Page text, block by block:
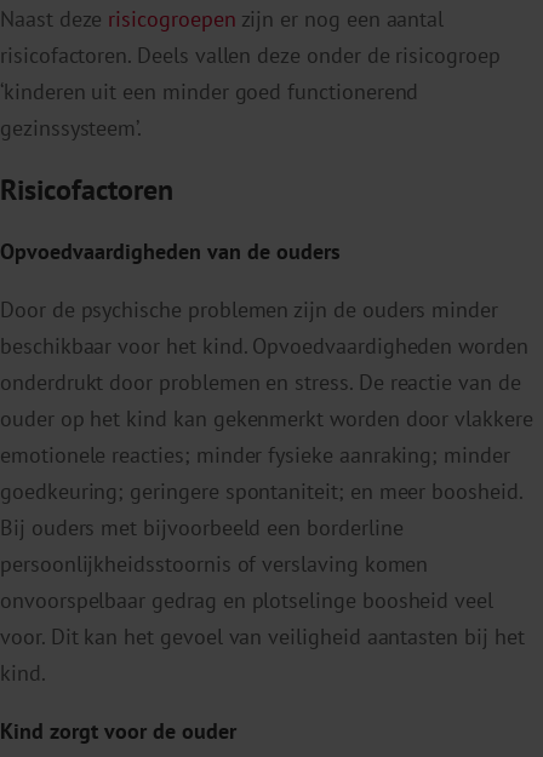
Naast deze risicogroepen zijn er nog een aantal
risicofactoren. Deels vallen deze onder de risicogroep
‘kinderen uit een minder goed functionerend
gezinssysteem’.
Risicofactoren
Opvoedvaardigheden van de ouders
Door de psychische problemen zijn de ouders minder
beschikbaar voor het kind. Opvoedvaardigheden worden
onderdrukt door problemen en stress. De reactie van de
ouder op het kind kan gekenmerkt worden door vlakkere
emotionele reacties; minder fysieke aanraking; minder
goedkeuring; geringere spontaniteit; en meer boosheid.
Bij ouders met bijvoorbeeld een borderline
persoonlijkheidsstoornis of verslaving komen
onvoorspelbaar gedrag en plotselinge boosheid veel
voor. Dit kan het gevoel van veiligheid aantasten bij het
kind.
Kind zorgt voor de ouder